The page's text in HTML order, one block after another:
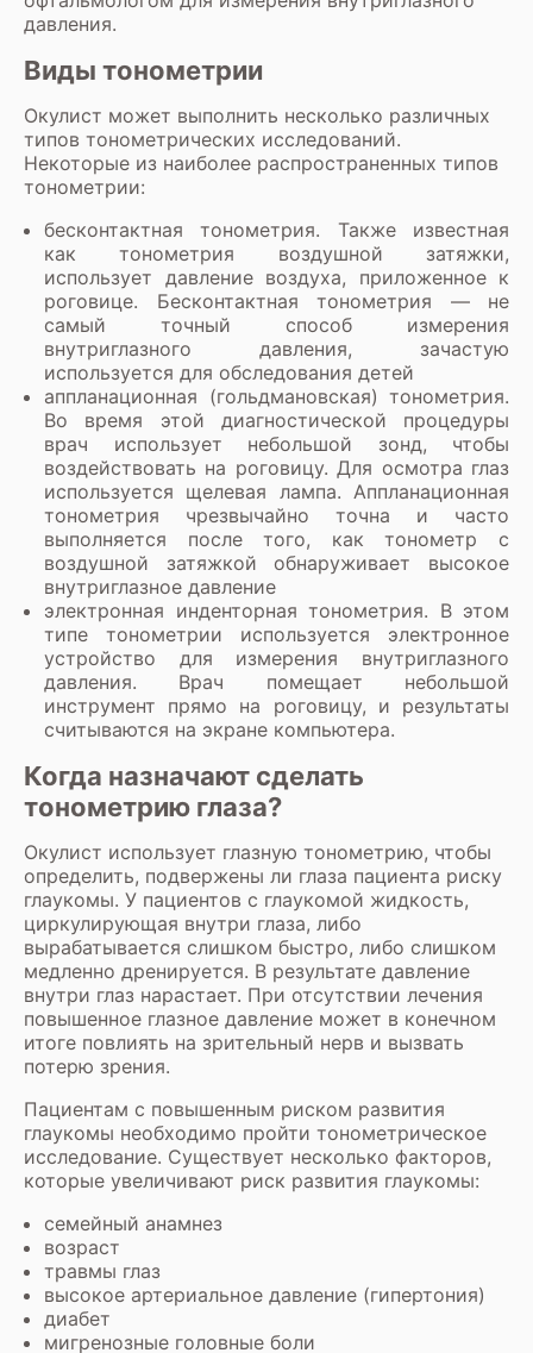
давления.
Виды тонометрии
Окулист может выполнить несколько различных
типов тонометрических исследований.
Некоторые из наиболее распространенных типов
тонометрии:
бесконтактная тонометрия. Также известная
как тонометрия воздушной затяжки,
использует давление воздуха, приложенное к
роговице. Бесконтактная тонометрия — не
самый точный способ измерения
внутриглазного давления, зачастую
используется для обследования детей
аппланационная (гольдмановская) тонометрия.
Во время этой диагностической процедуры
врач использует небольшой зонд, чтобы
воздействовать на роговицу. Для осмотра глаз
используется щелевая лампа. Аппланационная
тонометрия чрезвычайно точна и часто
выполняется после того, как тонометр с
воздушной затяжкой обнаруживает высокое
внутриглазное давление
электронная инденторная тонометрия. В этом
типе тонометрии используется электронное
устройство для измерения внутриглазного
давления. Врач помещает небольшой
инструмент прямо на роговицу, и результаты
считываются на экране компьютера.
Когда назначают сделать
тонометрию глаза?
Окулист использует глазную тонометрию, чтобы
определить, подвержены ли глаза пациента риску
глаукомы. У пациентов с глаукомой жидкость,
циркулирующая внутри глаза, либо
вырабатывается слишком быстро, либо слишком
медленно дренируется. В результате давление
внутри глаз нарастает. При отсутствии лечения
повышенное глазное давление может в конечном
итоге повлиять на зрительный нерв и вызвать
потерю зрения.
Пациентам с повышенным риском развития
глаукомы необходимо пройти тонометрическое
исследование. Существует несколько факторов,
которые увеличивают риск развития глаукомы:
семейный анамнез
возраст
травмы глаз
высокое артериальное давление (гипертония)
диабет
мигренозные головные боли